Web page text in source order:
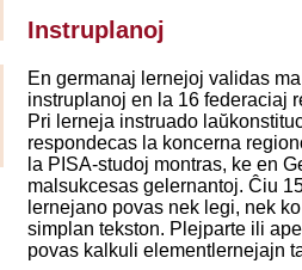
Instruplanoj
En germanaj lernejoj validas
instruplanoj en la 16 federaciaj
Pri lerneja instruado
respondecas la koncerna
la PISA-studoj montras, ke en
malsukcesas gelernantoj. Ĉiu
lernejano povas nek legi, nek
simplan tekston. Plejparte ili
povas kalkuli elementlernejajn